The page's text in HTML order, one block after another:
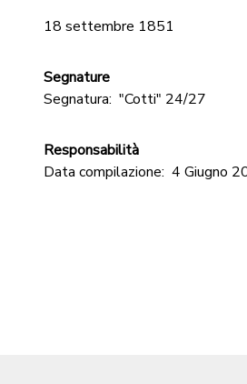
18 settembre 1851
Segnature
Segnatura: "Cotti" 24/27
Responsabilità
Data compilazione: 4 Giugno